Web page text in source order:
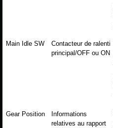
Main Idle SW
Contacteur de ralenti
principal/OFF ou ON
Gear Position
Informations
relatives au rapport